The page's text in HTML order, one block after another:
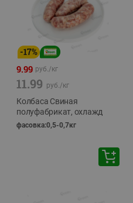
-17%
9.99 руб./кг
11.99 руб./кг
Колбаса Свиная
полуфабрикат, охлажд
фасовка:0,5-0,7кг